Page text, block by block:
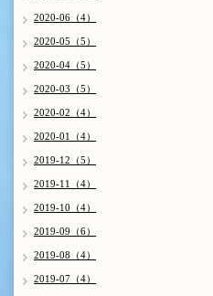
2020-06（4）
2020-05（5）
2020-04（5）
2020-03（5）
2020-02（4）
2020-01（4）
2019-12（5）
2019-11（4）
2019-10（4）
2019-09（6）
2019-08（4）
2019-07（4）